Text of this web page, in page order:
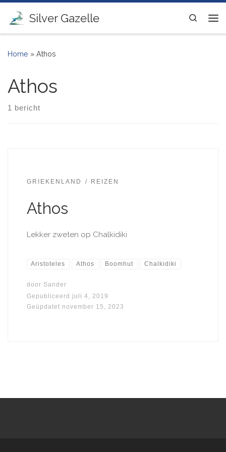
Ga naar inhoud
Silver Gazelle
Search
Home » Athos
Athos
1 bericht
GRIEKENLAND REIZEN
Athos
Lekker zweten op Chalkidiki
Aristoteles Athos Boomhut Chalkidiki
door Sander
Gepubliceerd juli 4, 2019
Geüpdatet november 15, 2023